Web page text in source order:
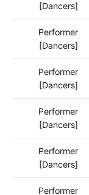
[Dancers]
Performer
[Dancers]
Performer
[Dancers]
Performer
[Dancers]
Performer
[Dancers]
Performer